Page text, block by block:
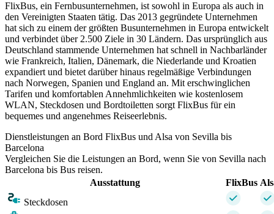
FlixBus, ein Fernbusunternehmen, ist sowohl in Europa als auch in
den Vereinigten Staaten tätig. Das 2013 gegründete Unternehmen
hat sich zu einem der größten Busunternehmen in Europa entwickelt
und verbindet über 2.500 Ziele in 30 Ländern. Das ursprünglich aus
Deutschland stammende Unternehmen hat schnell in Nachbarländer
wie Frankreich, Italien, Dänemark, die Niederlande und Kroatien
expandiert und bietet darüber hinaus regelmäßige Verbindungen
nach Norwegen, Spanien und England an. Mit erschwinglichen
Tarifen und komfortablen Annehmlichkeiten wie kostenlosem
WLAN, Steckdosen und Bordtoiletten sorgt FlixBus für ein
bequemes und angenehmes Reiseerlebnis.
Dienstleistungen an Bord FlixBus und Alsa von Sevilla bis
Barcelona
Vergleichen Sie die Leistungen an Bord, wenn Sie von Sevilla nach
Barcelona bis Bus reisen.
Ausstattung
FlixBus
Steckdosen